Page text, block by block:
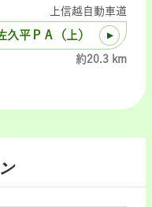
上信越自動車道
久平ＰＡ（上）
約20.3 km